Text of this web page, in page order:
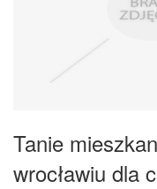
Tanie
wrocławiu dla